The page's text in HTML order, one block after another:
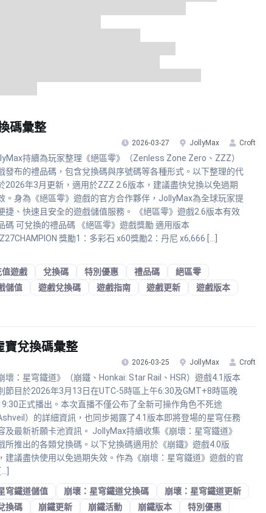
碼彙整
2026-03-27 JollyMax Croft
持續為玩家整理《絕區零》（Zenless Zone Zero、ZZZ）
發布的禮品碼，包含兌換碼與序號碼等各種形式。以下整理的代
2026年3月更新，適用於ZZZ 2.6版本，建議盡快兌換以免過期
。身為《絕區零》遊戲的官方合作夥伴，JollyMax為全球玩家提
捷、快速且安全的遊戲儲值服務。 《絕區零》遊戲2.6版本有效
碼 可兌換的禮品碼 《絕區零》遊戲獎勵 適用版本
獎勵1：多彩石 x60獎勵2：丹尼 x6,666 […]
值遊戲 兌換碼 特別優惠 禮品碼
絕區零
儲值 遊戲兌換碼 遊戲指南 遊戲更新
遊戲版本
寶兌換碼彙整
2026-03-25 JollyMax Croft
壞：星穹鐵道》（崩鐵、Honkai: Star Rail、HSR）遊戲4.1版本
節目於2026年3月13日在UTC-5時區上午6:30及GMT+8時區晚
正式播出。本次直播不僅公布了全新可操作角色不死途
Ashveil）的詳細資訊，也同步揭露了4.1版本即將登場的星穹任務
及最新祈願卡池資訊。 JollyMax持續收集《崩壞：星穹鐵道》
所推出的各類兌換碼。以下兌換碼適用於《崩鐵》遊戲4.0版
建議盡快使用以免過期失效。作為《崩壞：星穹鐵道》遊戲的官
穹鐵道儲值 崩壞：星穹鐵道兌換碼
崩壞：星穹鐵道更新
換碼 崩鐵更新 崩鐵活動 崩鐵版本
特別優惠